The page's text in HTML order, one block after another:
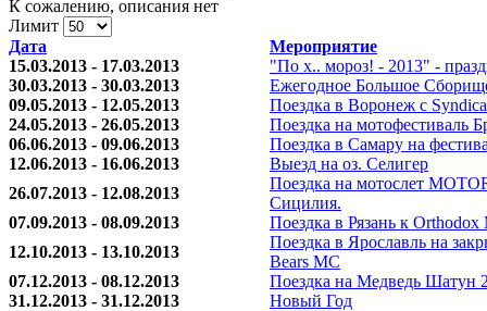
К сожалению, описания нет
Лимит
Дата
Мероприятие
15.03.2013 - 17.03.2013
"По х.. мороз! - 2013" -
30.03.2013 - 30.03.2013
Ежегодное Большое
09.05.2013 - 12.05.2013
Поездка в Воронеж c
24.05.2013 - 26.05.2013
Поездка на мотофестиваль
06.06.2013 - 09.06.2013
Поездка в Самару на
12.06.2013 - 16.06.2013
Выезд на оз. Селигер
26.07.2013 - 12.08.2013
Поездка на мотослет
Сицилия.
07.09.2013 - 08.09.2013
Поездка в Рязань к Orthodox
12.10.2013 - 13.10.2013
Поездка в Ярославль на
Bears MC
07.12.2013 - 08.12.2013
Поездка на Медведь Шатун
31.12.2013 - 31.12.2013
Новый Год